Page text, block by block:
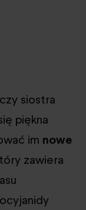
siostra
piękna
im nowe
zawiera